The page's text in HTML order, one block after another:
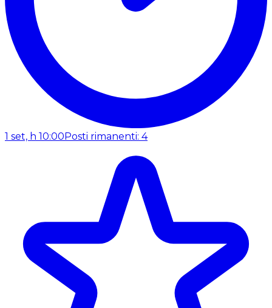
1 set, h 10:00 Posti rimanenti: 4